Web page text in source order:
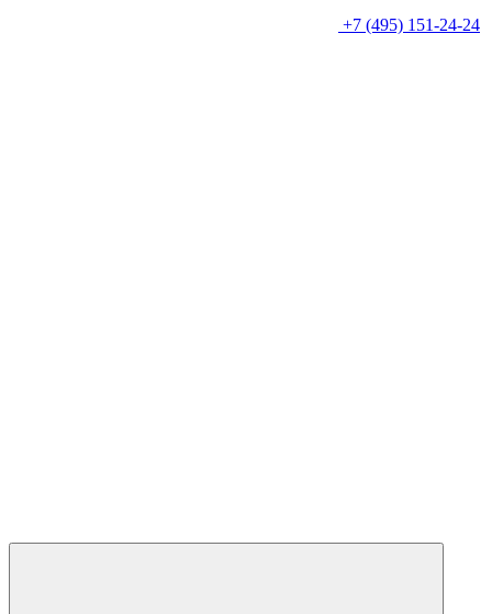
+7 (495) 151-24-24